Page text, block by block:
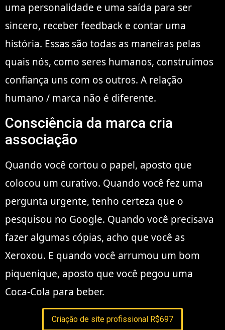
uma personalidade e uma saída para ser
sincero, receber feedback e contar uma
história. Essas são todas as maneiras pelas
quais nós, como seres humanos, construímos
confiança uns com os outros. A relação
humano / marca não é diferente.
Consciência da marca cria
associação
Quando você cortou o papel, aposto que
colocou um curativo. Quando você fez uma
pergunta urgente, tenho certeza que o
pesquisou no Google. Quando você precisava
fazer algumas cópias, acho que você as
Xeroxou. E quando você arrumou um bom
piquenique, aposto que você pegou uma
Coca-Cola para beber.
Criação de site profissional R$697